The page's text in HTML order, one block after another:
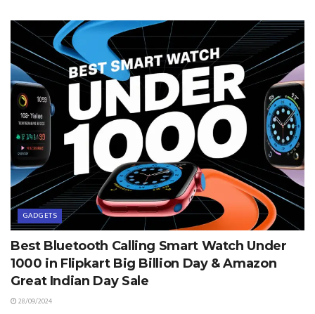
GADGETS
Best Bluetooth Calling Smart Watch Under
1000 in Flipkart Big Billion Day & Amazon
Great Indian Day Sale
28/09/2024